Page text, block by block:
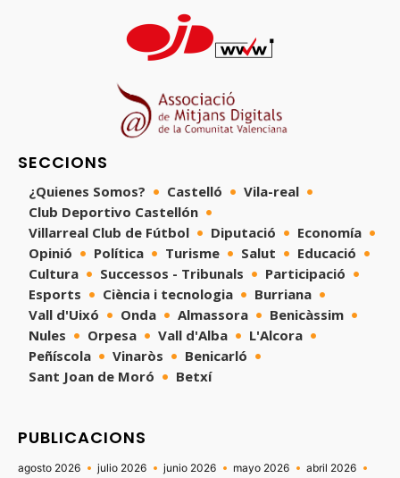
SECCIONS
¿Quienes Somos? Castelló
Vila-real
Club Deportivo Castellón
Villarreal Club de Fútbol
Diputació
Economía
Opinió
Política Turisme Salut
Educació
Cultura
Successos - Tribunals
Participació
Esports
Ciència i tecnologia
Burriana
Vall d'Uixó
Onda Almassora
Benicàssim
Nules
Orpesa Vall d'Alba
L'Alcora
Peñíscola
Vinaròs
Benicarló
Sant Joan de Moró
Betxí
PUBLICACIONS
agosto 2026 julio 2026 junio 2026 mayo 2026
abril 2026